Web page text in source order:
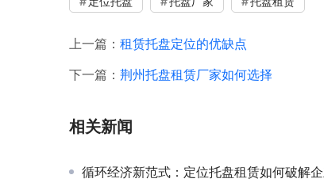
上一篇： 租赁托盘定位的优缺点
下一篇： 荆州托盘租赁厂家如何选择
相关新闻
循环经济新范式：定位托盘租赁如何破解企业资产